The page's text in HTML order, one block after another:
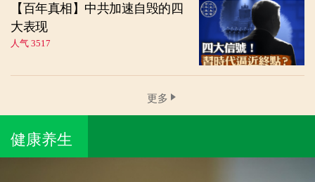
【百年真相】中共加速自毁的四
大表现
人气 3517
更多
健康养生